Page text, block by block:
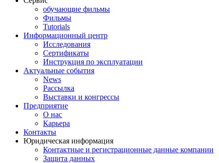
обучающие фильмы
Фильмы
Tutorials
Информационный центр
Исследования
Сертификаты
Инструкция по эксплуатации
Актуальные события
News
Рассылка
Выставки и конгрессы
Предприятие
О нас
Карьера
Контакты
Юридическая информация
Контактные и регистрационные данные компании
Защита данных